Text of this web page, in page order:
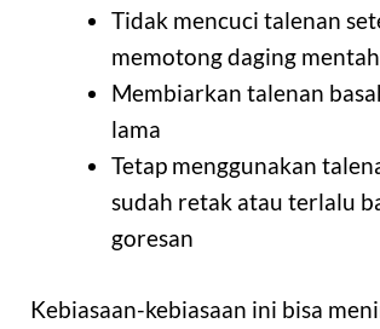
Tidak mencuci talenan
memotong daging mentah
Membiarkan talenan
lama
Tetap menggunakan
sudah retak atau terlalu
goresan
Kebiasaan-kebiasaan ini bisa